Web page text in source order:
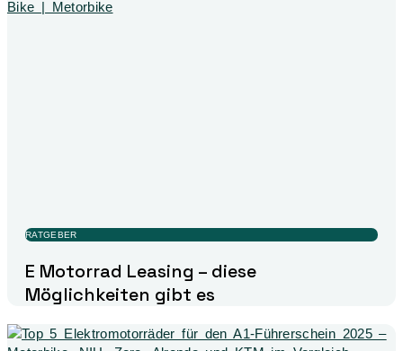
RATGEBER
E Motorrad Leasing – diese
Möglichkeiten gibt es